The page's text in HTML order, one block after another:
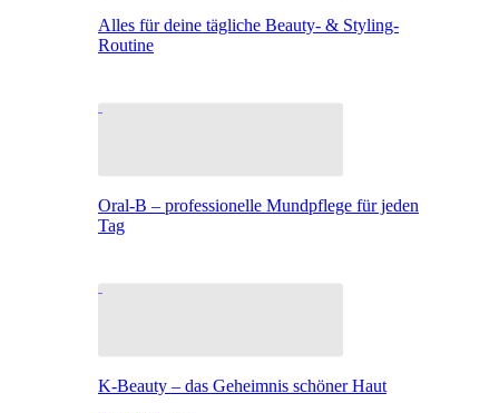
Alles für deine tägliche Beauty- & Styling-
Routine
Oral-B – professionelle Mundpflege für jeden
Tag
K-Beauty – das Geheimnis schöner Haut